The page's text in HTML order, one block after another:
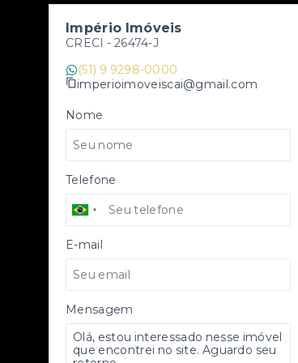
Império Imóveis
CRECI - 26474-J
(51) 9 9298-0000
imperioimoveiscai@gmail.com
Nome
Telefone
E-mail
Mensagem